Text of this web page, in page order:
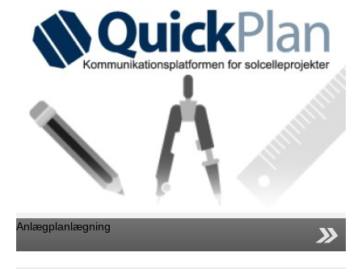
Kontaktformidling
Videreuddannelse
After Sales / Reklamationer
Ekspertise
Kontakt
Nyheder
Anlægplanlægning